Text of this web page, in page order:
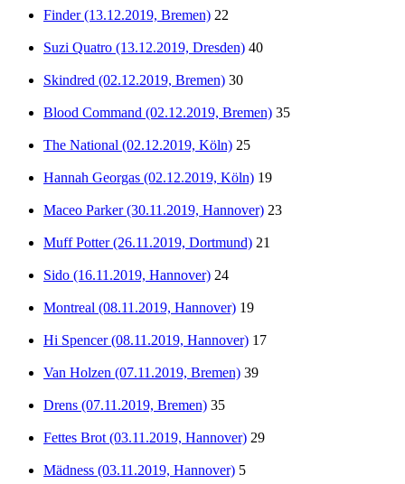
Finder (13.12.2019, Bremen) 22
Suzi Quatro (13.12.2019, Dresden) 40
Skindred (02.12.2019, Bremen) 30
Blood Command (02.12.2019, Bremen) 35
The National (02.12.2019, Köln) 25
Hannah Georgas (02.12.2019, Köln) 19
Maceo Parker (30.11.2019, Hannover) 23
Muff Potter (26.11.2019, Dortmund) 21
Sido (16.11.2019, Hannover) 24
Montreal (08.11.2019, Hannover) 19
Hi Spencer (08.11.2019, Hannover) 17
Van Holzen (07.11.2019, Bremen) 39
Drens (07.11.2019, Bremen) 35
Fettes Brot (03.11.2019, Hannover) 29
Mädness (03.11.2019, Hannover) 5